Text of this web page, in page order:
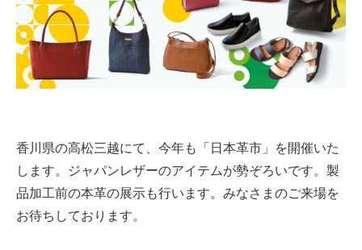
香川県の高松三越にて、今年も「日本革市」を開催いた
します。ジャパンレザーのアイテムが勢ぞろいです。製
品加工前の本革の展示も行います。みなさまのご来場を
お待ちしております。